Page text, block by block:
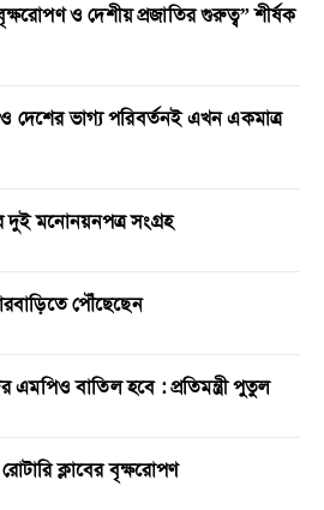
ও দেশীয় প্রজাতির গুরুত্ব” শীর্ষক
দেশের ভাগ্য পরিবর্তনই এখন একমাত্র
দুই মনোনয়নপত্র সংগ্রহ
পৌঁছেছেন
এমপিও বাতিল হবে : প্রতিমন্ত্রী পুতুল
ক্লাবের বৃক্ষরোপণ